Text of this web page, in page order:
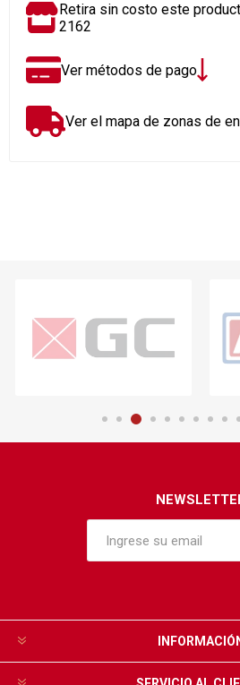
Retira sin costo este
2162
Ver métodos de pago
Ver el mapa de zonas de